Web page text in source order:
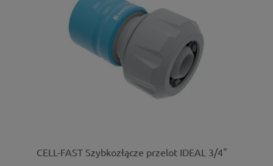
CELL-FAST Szybkozłącze przelot IDEAL 3/4"